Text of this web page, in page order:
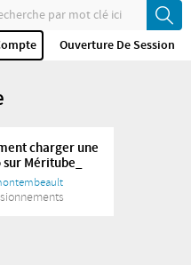
Ouverture De Session
charger une
sur Méritube_